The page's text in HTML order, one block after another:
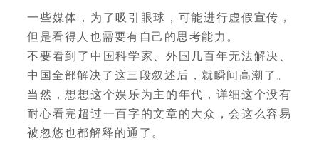
一些媒体，为了吸引眼球，可能进行虚假宣传，
但是看得人也需要有自己的思考能力。
不要看到了中国科学家、外国几百年无法解决、
中国全部解决了这三段叙述后，就瞬间高潮了。
当然，想想这个娱乐为主的年代，详细这个没有
耐心看完超过一百字的文章的大众，会这么容易
被忽悠也都解释的通了。